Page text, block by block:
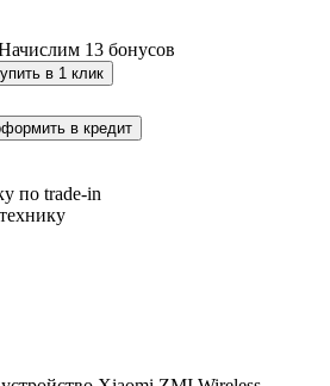
13 бонусов
в 1 клик
в кредит
по trade-in